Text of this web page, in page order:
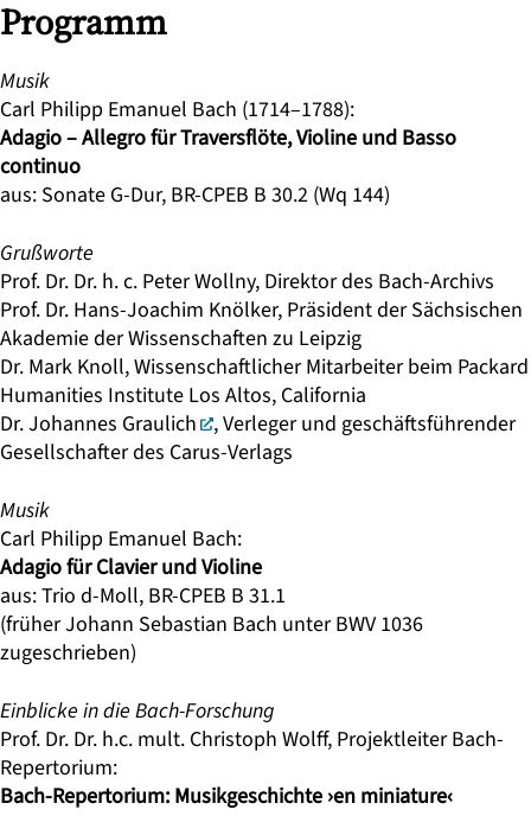
Programm
Musik
Carl Philipp Emanuel Bach (1714–1788):
Adagio – Allegro für Traversflöte, Violine und Basso
continuo
aus: Sonate G-Dur, BR-CPEB B 30.2 (Wq 144)
Grußworte
Prof. Dr. Dr. h. c. Peter Wollny, Direktor des Bach-Archivs
Prof. Dr. Hans-Joachim Knölker, Präsident der Sächsischen
Akademie der Wissenschaften zu Leipzig
Dr. Mark Knoll, Wissenschaftlicher Mitarbeiter beim Packard
Humanities Institute Los Altos, California
Dr. Johannes Graulich
, Verleger und geschäftsführender
Gesellschafter des Carus-Verlags
Musik
Carl Philipp Emanuel Bach:
Adagio für Clavier und Violine
aus: Trio d-Moll, BR-CPEB B 31.1
(früher Johann Sebastian Bach unter BWV 1036
zugeschrieben)
Einblicke in die Bach-Forschung
Prof. Dr. Dr. h.c. mult. Christoph Wolff, ProjektleiterBach-
Repertorium:
Bach-Repertorium: Musikgeschichte ›en miniature‹